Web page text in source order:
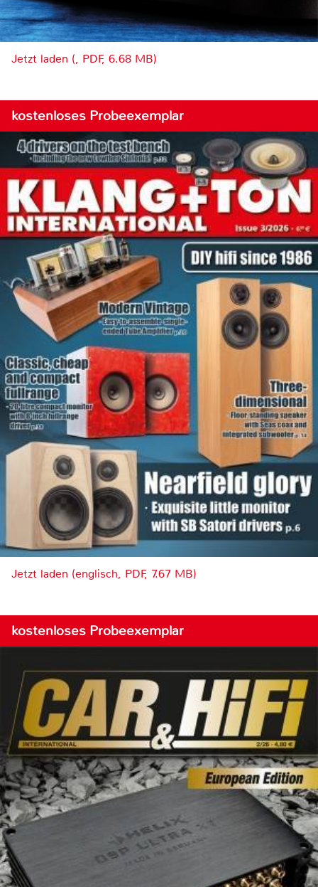
Jetzt laden (, PDF, 6.68 MB)
kostenloses Probeexemplar
Jetzt laden (englisch, PDF, 7.67 MB)
kostenloses Probeexemplar